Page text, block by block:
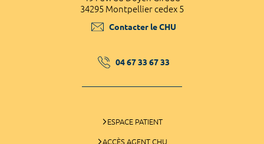
34295 Montpellier cedex 5
Contacter le CHU
04 67 33 67 33
ESPACE PATIENT
ACCÈS AGENT CHU